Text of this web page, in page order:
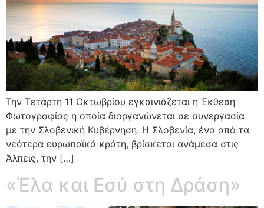
Την Τετάρτη 11 Οκτωβρίου εγκαινιάζεται η Έκθεση
Φωτογραφίας η οποία διοργανώνεται σε συνεργασία
με την Σλοβενική Κυβέρνηση. Η Σλοβενία, ένα από τα
νεότερα ευρωπαϊκά κράτη, βρίσκεται ανάμεσα στις
Άλπεις, την […]
«Έλα και Εσύ στη Δράση»